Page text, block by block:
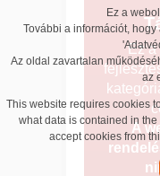
Ez a
További a információt,
Az oldal zavartalan
az
This website requires cookies
what data is contained in
accept cookies from
Ez a
A